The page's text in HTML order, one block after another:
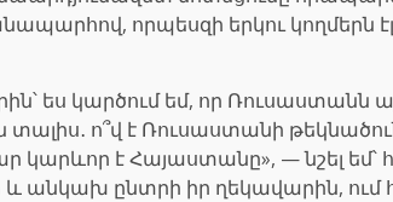
որպեսզի երկու կողմերն
ես կարծում եմ, որ Ռուսաստանն
տալիս․ ո՞վ է Ռուսաստանի
է Հայաստանը», — նշել եմ՝
անկախ ընտրի իր ղեկավարին, ում